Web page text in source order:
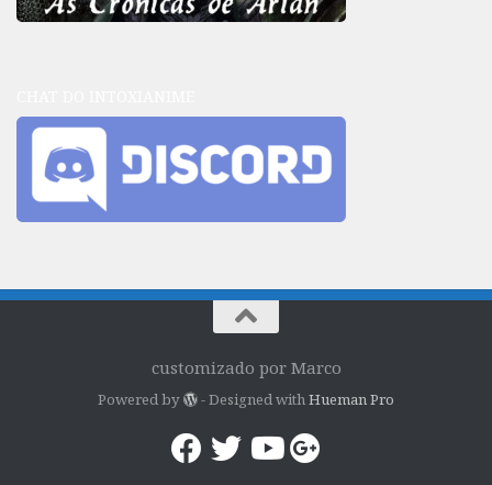
customizado por Marco
Powered by - Designed withHueman Pro